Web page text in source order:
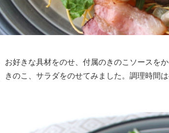
お好きな具材をのせ、付属のきのこソースを
きのこ、サラダをのせてみました。調理時間